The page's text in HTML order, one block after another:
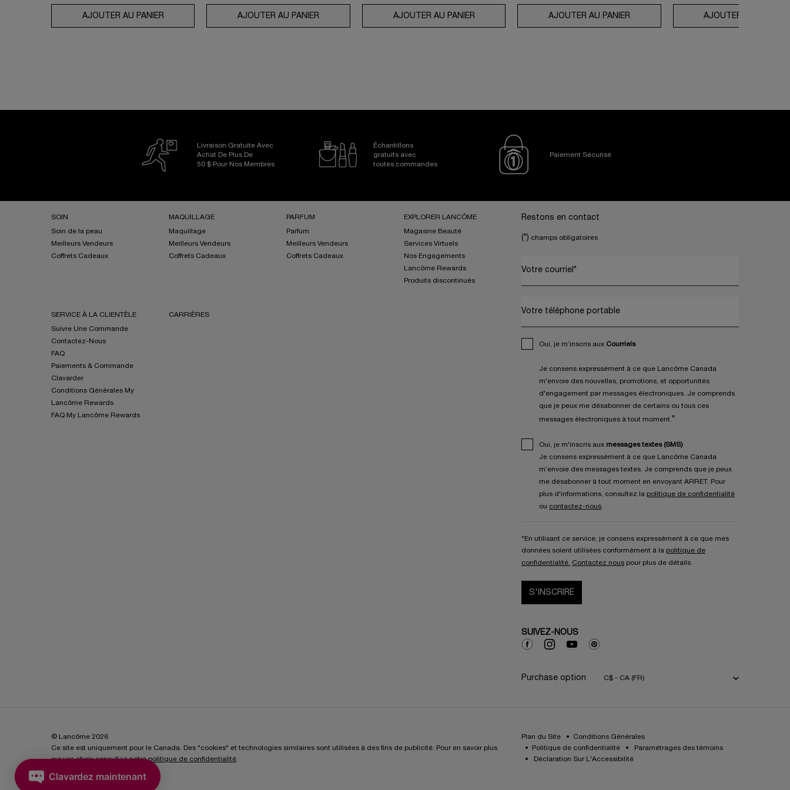
AJOUTER AU PANIER UV EXPERT AQUAGEL DÉFENSE FPS 50
AJOUTER AU PANIER COFFRET GÉNIFIQUE ULTIMATE SERUM
AJOUTER AU PANIER ROUTINE ABSOLUE ROSE 80AJOUTER AU PANIER COLLECTION ABSOLUE LONGEVITY LA
AJOUTER AU PANIER
Livraison Gratuite Avec
Achat De Plus De
50 $ Pour Nos Membres
Échantillons
gratuits avec
toutes commandes
Paiement Sécurisé
SOIN
Soin de la peau
Meilleurs Vendeurs
Coffrets Cadeaux
MAQUILLAGE
Maquillage
Meilleurs Vendeurs
Coffrets Cadeaux
PARFUM
Parfum
Meilleurs Vendeurs
Coffrets Cadeaux
EXPLORER LANCÔME
Magasine Beauté
Services Virtuels
Nos Engagements
Lancôme Rewards
Produits discontinués
SERVICE À LA CLIENTÈLE
Suivre Une Commande
Contactez-Nous
FAQ
Paiements & Commande
Clavarder
Conditions Générales My
Lancôme Rewards
FAQ My Lancôme Rewards
CARRIÈRES
Restons en contact
(*) champs obligatoires
Votre courriel *
Votre téléphone portable
Oui, je m’inscris aux Courriels
Je consens expressément à ce que Lancôme Canada
m'envoie des nouvelles, promotions, et opportunités
d'engagement par messages électroniques. Je comprends
que je peux me désabonner de certains ou tous ces
messages électroniques à tout moment. *
Oui, je m'inscris aux messages textes (SMS)
Je consens expressément à ce que Lancôme Canada
m’envoie des messages textes. Je comprends que je peux
me désabonner à tout moment en envoyant ARRET. Pour
plus d'informations, consultez la politique de confidentialité
ou contactez-nous
*En utilisant ce service, je consens expressément à ce que mes
données soient utilisées conformément à la politique de
confidentialité.
Contactez nous pour plus de détails.
S'INSCRIRE
SUIVEZ-NOUS
Purchase option C$ - CA (FR)
© Lancôme 2026
Ce site est uniquement pour le Canada. Des "cookies" et technologies similaires sont utilisées à des fins de publicité. Pour en savoir plus
sur vos choix consultez notrepolitique de confidentialité
Plan du Site
Conditions Générales
Politique de confidentialité
Paramétrages des témoins
Déclaration Sur L'Accessibilité